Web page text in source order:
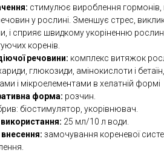
стимулює вироблення гормонів,
у рослині. Зменшує стрес,
і сприяє швидкому укоріненню
коренів.
речовини: комплекс витяжок
глюкозиди, амінокислоти і
і мікроелементами в хелатній формі
форма: розчин.
біостимулятор, укорівнювач.
25 мл/10 л води.
замочування кореневої